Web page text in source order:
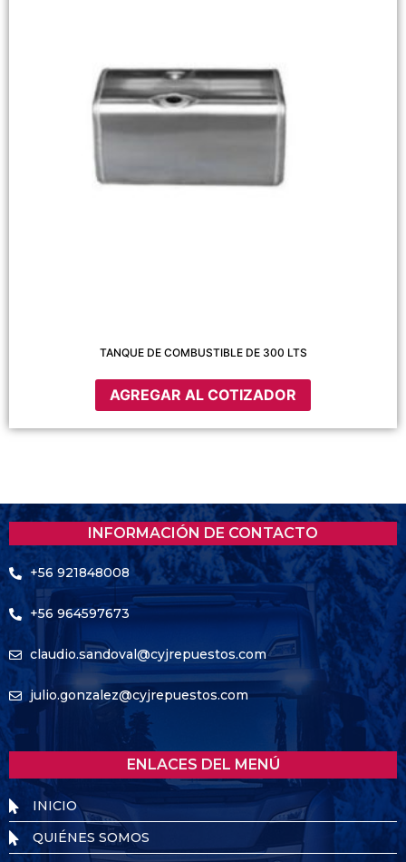
TANQUE DE COMBUSTIBLE DE 300 LTS
AGREGAR AL COTIZADOR
ENLACES DEL MENÚ
INICIO
QUIÉNES SOMOS
INFORMACIÓN DE CONTACTO
+56 921848008
+56 964597673
claudio.sandoval@cyjrepuestos.com
julio.gonzalez@cyjrepuestos.com